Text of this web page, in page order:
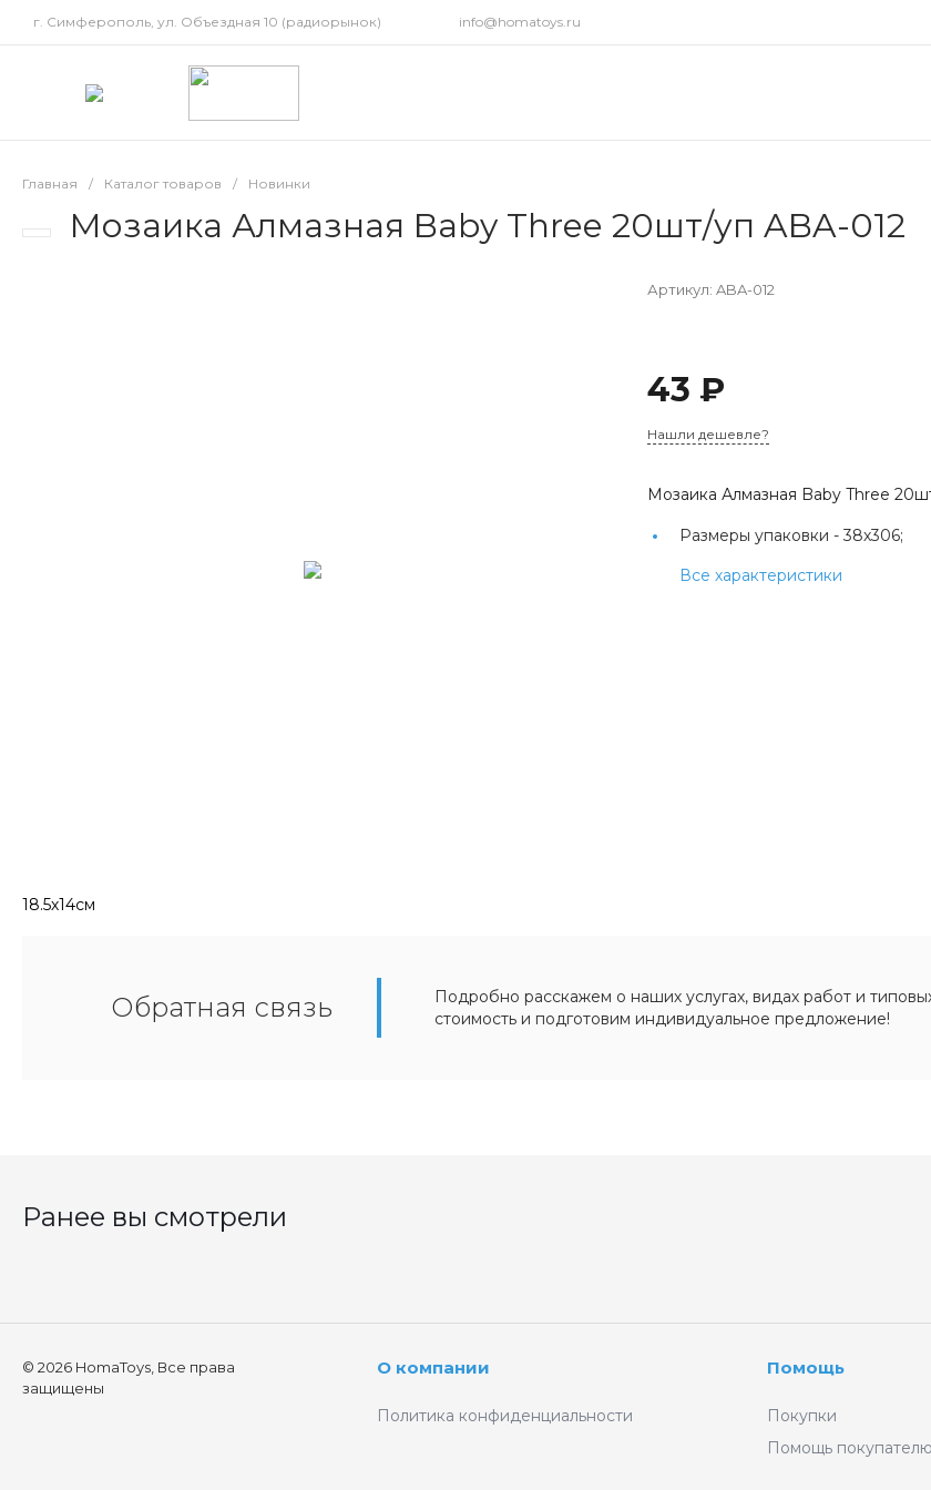
г. Симферополь, ул. Объездная 10 (радиорынок) info@homatoys.ru
Главная / Каталог товаров / Новинки
Мозаика Алмазная Baby Three 20шт/уп ABA-012
Артикул:ABA-012
43 ₽
Нашли дешевле?
Мозаика Алмазная Baby Three
Размеры упаковки -38х306;
Все характеристики
18.5х14см
Обратная связь
Подробно расскажем о наших услугах, видах работ и
стоимость и подготовим индивидуальное предложение!
Ранее вы смотрели
© 2026 HomaToys, Все права
защищены
О компании
Политика конфиденциальности
Помощь
Покупки
Помощь покупателю